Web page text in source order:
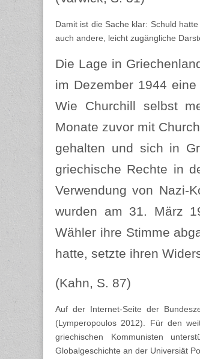
Damit ist die Sache klar: Schuld
auch andere, leicht zugängliche
Die Lage in
im Dezember 1944
Wie Churchill selbst
Monate zuvor mit
gehalten und sich in
griechische Rechte in
Verwendung von Nazi-
wurden am 31. März
Wähler ihre Stimme
hatte, setzte ihren
(Kahn, S. 87)
Auf der Internet-Seite der
(Lymperopoulos 2012). Für den
griechischen Kommunisten
Globalgeschichte an der Universiät